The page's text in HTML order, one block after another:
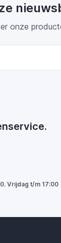
onze
Vrijdag t/m 17:00